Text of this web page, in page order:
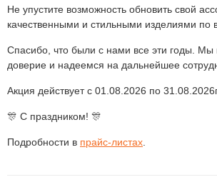
Не упустите возможность обновить свой
качественными и стильными изделиями по
Спасибо, что были с нами все эти годы.
доверие и надеемся на дальнейшее
Акция действует с 01.08.2026 по
🎊 С праздником! 🎊
Подробности в прайс-листах